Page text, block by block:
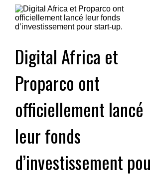
Digital Africa et
Proparco ont
officiellement lancé
leur fonds
d’investissement